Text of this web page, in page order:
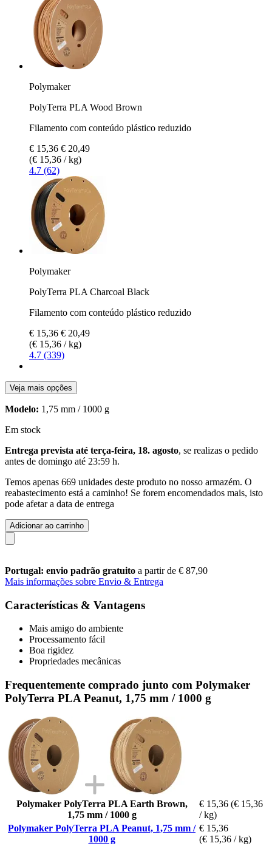
Polymaker
PolyTerra PLA Wood Brown
Filamento com conteúdo plástico reduzido
€ 15,36 € 20,49
(€ 15,36 / kg)
4.7 (62)
Polymaker
PolyTerra PLA Charcoal Black
Filamento com conteúdo plástico reduzido
€ 15,36 € 20,49
(€ 15,36 / kg)
4.7 (339)
Veja mais opções
Modelo: 1,75 mm / 1000 g
Em stock
Entrega prevista até terça-feira, 18. agosto, se realizas o pedido
antes de domingo até 23:59 h.
Temos apenas 669 unidades deste produto no nosso armazém. O
reabastecimento está a caminho! Se forem encomendados mais, isto
pode afetar a data de entrega
Adicionar ao carrinho
Portugal: envio padrão gratuito a partir de € 87,90
Mais informações sobre Envio & Entrega
Características & Vantagens
Mais amigo do ambiente
Processamento fácil
Boa rigidez
Propriedades mecânicas
Frequentemente comprado junto com Polymaker
PolyTerra PLA Peanut, 1,75 mm / 1000 g
Polymaker PolyTerra PLA Earth Brown,
1,75 mm / 1000 g
€ 15,36 (€ 15,36
/ kg)
Polymaker PolyTerra PLA Peanut, 1,75 mm /
1000 g
€ 15,36
(€ 15,36 / kg)